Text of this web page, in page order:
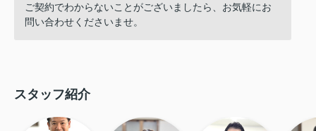
ご契約でわからないことがございましたら、お気軽にお
問い合わせくださいませ。
スタッフ紹介